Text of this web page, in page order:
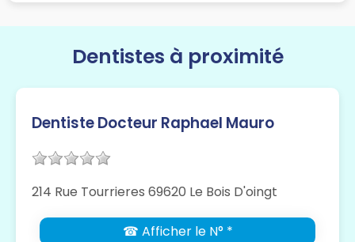
Dentistes à proximité
Dentiste Docteur Raphael Mauro
214 Rue Tourrieres 69620 Le Bois D'oingt
☎ Afficher le N° *